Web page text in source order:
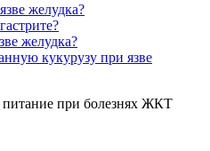
желудка?
желудка?
кукурузу при язве
при болезнях ЖКТ